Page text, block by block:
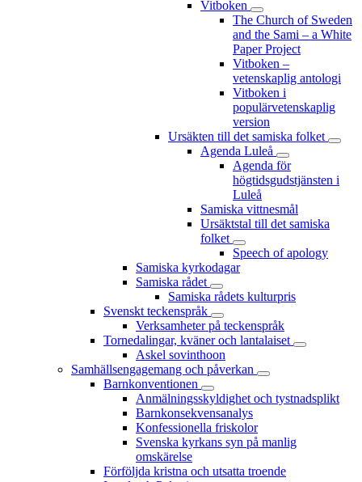
Vitboken
The Church of Sweden
and the Sami – a White
Paper Project
Vitboken –
vetenskaplig antologi
Vitboken i
populärvetenskaplig
version
Ursäkten till det samiska folket
Agenda Luleå
Agenda för
högtidsgudstjänsten i
Luleå
Samiska vittnesmål
Ursäktstal till det samiska
folket
Speech of apology
Samiska kyrkodagar
Samiska rådet
Samiska rådets kulturpris
Svenskt teckenspråk
Verksamheter på teckenspråk
Tornedalingar, kväner och lantalaiset
Askel sovinthoon
Samhällsengagemang och påverkan
Barnkonventionen
Anmälningsskyldighet och tystnadsplikt
Barnkonsekvensanalys
Konfessionella friskolor
Svenska kyrkans syn på manlig
omskärelse
Förföljda kristna och utsatta troende